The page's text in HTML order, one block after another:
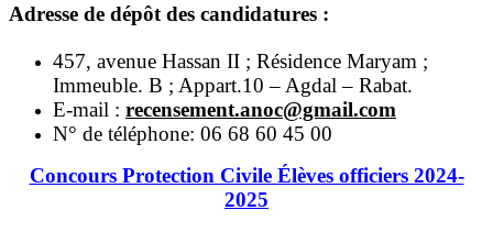
Adresse de dépôt des candidatures :
457, avenue Hassan II ; Résidence Maryam ;
Immeuble. B ; Appart.10 – Agdal – Rabat.
E-mail : recensement.anoc@gmail.com
N° de téléphone: 06 68 60 45 00
Concours Protection Civile Élèves officiers 2024-
2025